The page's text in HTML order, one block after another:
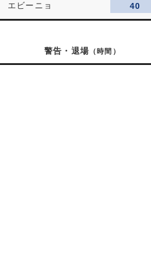
エビーニョ 40
警告・退場 （時間）